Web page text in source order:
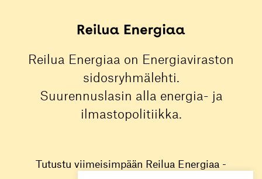
Reilua Energiaa on Energiaviraston
sidosryhmälehti.
Suurennuslasin alla energia- ja
ilmastopolitiikka.
Tutustu viimeisimpään Reilua Energiaa -